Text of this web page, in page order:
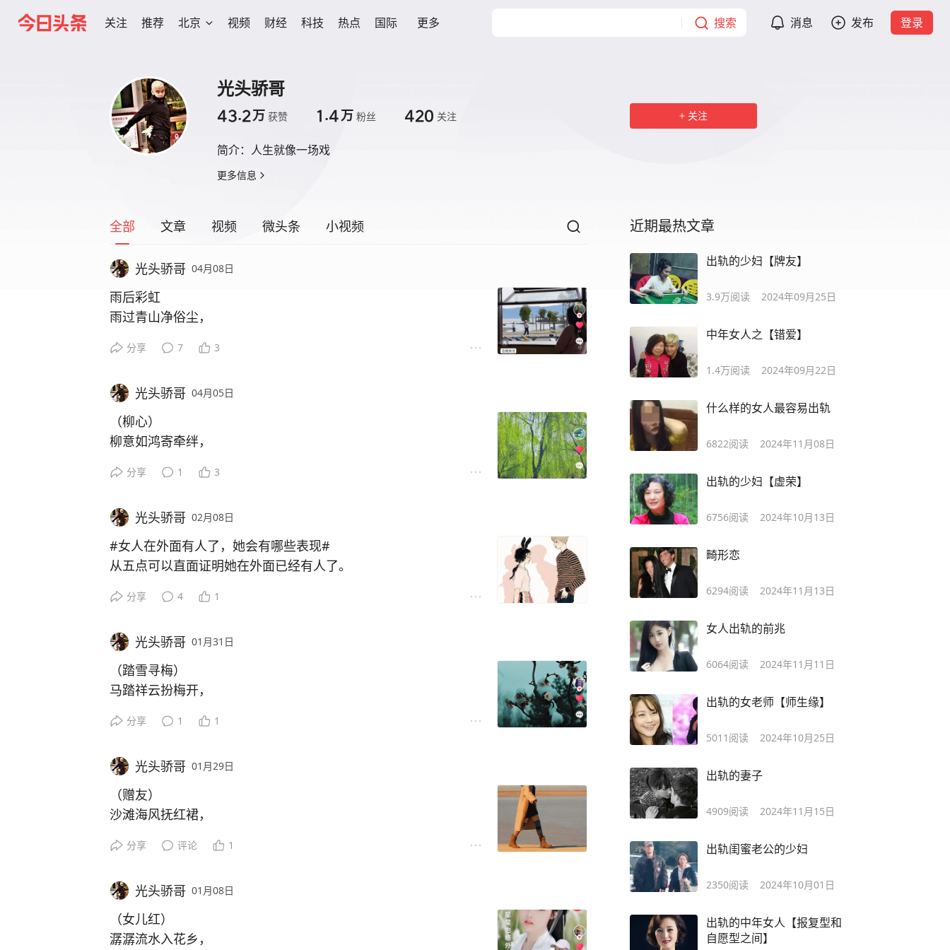
关注 推荐 北京 视频 财经 科技 热点 国际 更多 搜索 消息 发布 登录
光头骄哥
43.2万 获赞 1.4万 粉丝 420 关注
简介： 人生就像一场戏
更多信息
关注
全部 文章 视频 微头条 小视频
光头骄哥 04月08日
雨后彩虹
雨过青山净俗尘，
彩桥横空牵月影，
分享 7 3
光头骄哥 04月05日
（柳心）
柳意如鸿寄牵绊，
花影若梦增幽韵，
分享 1 3
光头骄哥 02月08日
#女人在外面有人了，她会有哪些表现#
从五点可以直面证明她在外面已经有人了。
块，你说吃米饭她非要吃面条。住也嫌弃你油腻身上的味很大。
2️⃣手机变成真的“手机”机不离手手不离机，打电话发信息时都生怕
你听到看到。去厕所或者洗澡时也总是把手机拿着放在卫生间里。
即使你执意要看她手机，你也会发现聊天记录貌似刚被删除过。她
3️⃣以前她对你的温柔甜蜜貌似是成了记忆中的往事。即使勉强和你
4️⃣你的柜子是你的，她的柜子是她的，你叠你的衣服她叠她的衣
弃你。
5️⃣你的圈子她不参加，她的圈子也不让你参与，并且美其名曰“我
们都是女的你去干嘛”或者“你们一帮子狐朋狗友，我才懒得去听你
分享 4 1
光头骄哥 01月31日
（踏雪寻梅）
马踏祥云扮梅开，
福禄寿喜盈门入，
分享 1 1
光头骄哥 01月29日
（赠友）
沙滩海风抚红裙，
串串脚印见证我，
分享 评论 1
光头骄哥 01月08日
（女儿红）
潺潺流水入花乡，
近期最热文章
出轨的少妇【牌友】
3.9万阅读 2024年09月25日
中年女人之【错爱】
1.4万阅读 2024年09月22日
什么样的女人最容易出轨
6822阅读 2024年11月08日
出轨的少妇【虚荣】
6756阅读 2024年10月13日
畸形恋
6294阅读 2024年11月13日
女人出轨的前兆
6064阅读 2024年11月11日
出轨的女老师【师生缘】
5011 阅读 2024年10月25日
出轨的妻子
4909阅读 2024年11月15日
出轨闺蜜老公的少妇
2350阅读 2024年10月01日
出轨的中年女人【报复型和
自愿型之间】